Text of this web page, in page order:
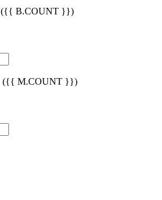
({{ B.COUNT }})
({{ M.COUNT }})